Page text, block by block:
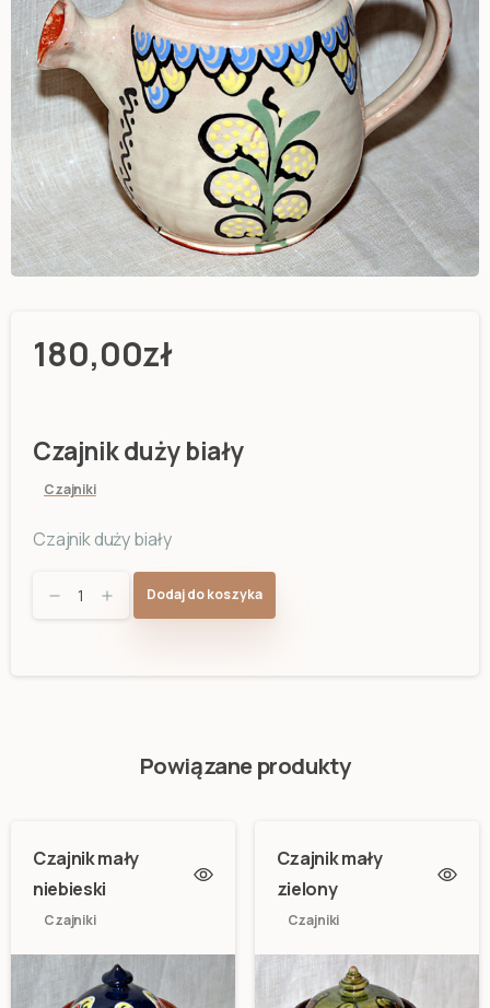
180,00zł
Czajnik duży biały
Czajniki
Czajnik duży biały
Czajnik
Dodaj do koszyka
Powiązane produkty
Czajnik mały
niebieski
Czajniki
Czajnik mały
zielony
Czajniki